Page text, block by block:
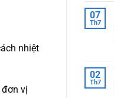
nhiệt
vị
07
Th7
02
Th7